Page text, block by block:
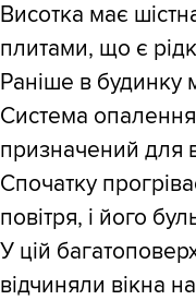
Висотка має
плитами, що є
Раніше в будинку
Система опалення
призначений для
Спочатку
повітря, і його
У цій
відчиняли вікна